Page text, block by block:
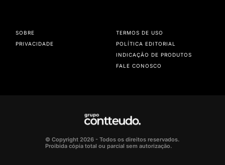
SOBRE
PRIVACIDADE
TERMOS DE USO
POLÍTICA EDITORIAL
INDICAÇÃO DE PRODUTOS
FALE CONOSCO
© Copyright 2026 - Todos os direitos reservados.
Proibida cópia total ou parcial sem autorização.